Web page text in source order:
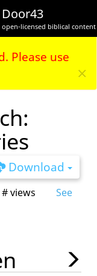
Please use
×
Door43
open-licensed biblical content
Download
# views
See